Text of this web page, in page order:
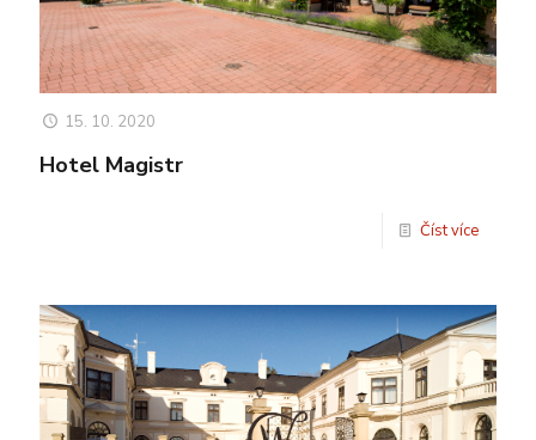
15. 10. 2020
Hotel Magistr
Číst více